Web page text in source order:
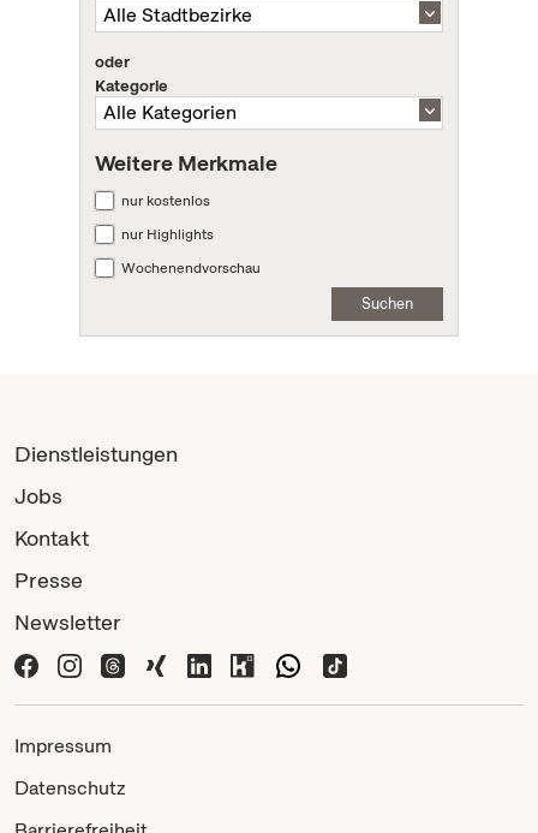
oder
Kategorie
Weitere Merkmale
nur kostenlos
nur Highlights
Wochenendvorschau
Suchen
Dienstleistungen
Jobs
Kontakt
Presse
Newsletter
Impressum
Datenschutz